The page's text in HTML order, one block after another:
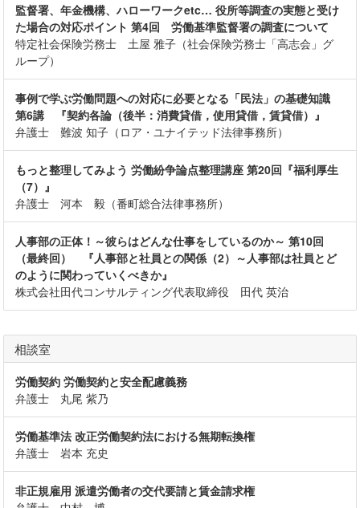
監督署、年金機構、ハローワークetc… 役所等調査の実態と受け
た場合の対応ポイント 第4回 労働基準監督署の調査について
特定社会保険労務士 土屋 雅子（社会保険労務士「高志会」グ
ループ）
事例で学ぶ労働問題への対応に必要となる「民法」の基礎知識
第6講 『契約各論（後半：消費貸借，使用貸借，賃貸借）』
弁護士 難波 知子（ロア・ユナイテッド法律事務所）
もっと整理してみよう 労働紛争論点整理講座 第20回『福利厚生
（7）』
弁護士 河本 毅（番町総合法律事務所）
人事部の正体！～彼らはどんな仕事をしているのか～ 第10回
（最終回） 『人事部と社員との関係（2）～人事部は社員とど
のように関わっていくべきか』
株式会社田代コンサルティング代表取締役 田代 英治
相談室
労働契約 労働契約と安全配慮義務
弁護士 丸尾 紫乃
労働基準法 改正労働契約法における無期転換権
弁護士 岩本 充史
非正規雇用 派遣労働者の交代要請と賃金請求権